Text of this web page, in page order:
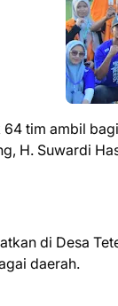
tim ambil
H. Suwardi
di Desa
daerah.